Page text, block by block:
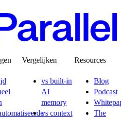
Vergelijken
vs built-in
AI
memory
vs context
Resources
Blog
Podcast
The